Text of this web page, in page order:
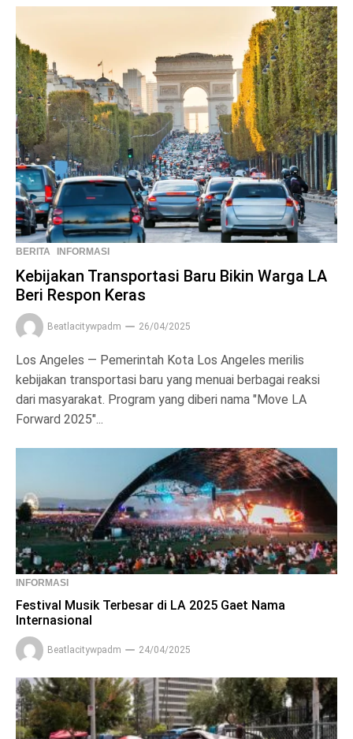
BERITA INFORMASI
Kebijakan Transportasi Baru Bikin Warga LA
Beri Respon Keras
Beatlacitywpadm 26/04/2025
Los Angeles — Pemerintah Kota Los Angeles merilis
kebijakan transportasi baru yang menuai berbagai reaksi
dari masyarakat. Program yang diberi nama "Move LA
Forward 2025"...
INFORMASI
Festival Musik Terbesar di LA 2025 Gaet Nama
Internasional
Beatlacitywpadm 24/04/2025